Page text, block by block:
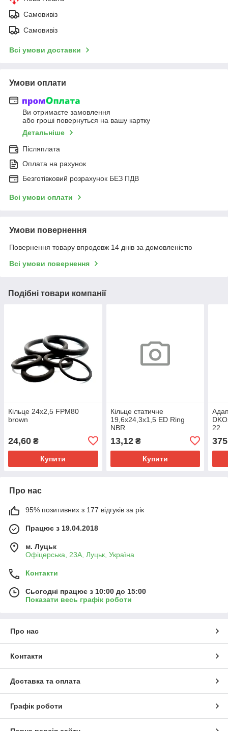
Самовивіз
Самовивіз
Всі умови доставки
Умови оплати
Ви отримаєте замовлення
або гроші повернуться на вашу картку
Детальніше
Післяплата
Оплата на рахунок
Безготівковий розрахунок БЕЗ ПДВ
Всі умови оплати
Умови повернення
Повернення товару впродовж 14 днів за домовленістю
Всі умови повернення
Подібні товари компанії
Кільце 24х2,5 FPM80
brown
24,60 ₴
Купити
Кільце статичне
19,6х24,3х1,5 ED Ring
NBR
13,12₴
Купити
22
Про нас
95% позитивних з 177 відгуків за рік
Працює з 19.04.2018
м. Луцьк
Офіцерська, 23А, Луцьк, Україна
Контакти
Сьогодні працює з 10:00 до 15:00
Показати весь графік роботи
Про нас
Контакти
Доставка та оплата
Графік роботи